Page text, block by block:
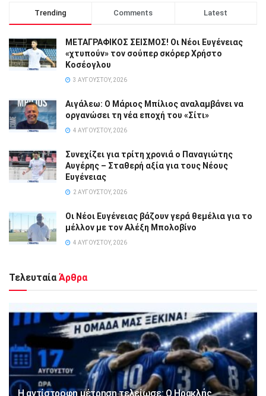
Trending Comments Latest
ΜΕΤΑΓΡΑΦΙΚΟΣ ΣΕΙΣΜΟΣ! Οι Νέοι Ευγένειας
«χτυπούν» τον σούπερ σκόρερ Χρήστο
Κοσέογλου
3 ΑΥΓΟΎΣΤΟΥ, 2026
Αιγάλεω: Ο Μάριος Μπίλιος αναλαμβάνει να
οργανώσει τη νέα εποχή του «Σίτι»
4 ΑΥΓΟΎΣΤΟΥ, 2026
Συνεχίζει για τρίτη χρονιά ο Παναγιώτης
Αυγέρης – Σταθερή αξία για τους Νέους
Ευγένειας
2 ΑΥΓΟΎΣΤΟΥ, 2026
Οι Νέοι Ευγένειας βάζουν γερά θεμέλια για το
μέλλον με τον Αλέξη Μπολοβίνο
4 ΑΥΓΟΎΣΤΟΥ, 2026
Τελευταία Άρθρα
Η αντίστροφη μέτρηση τελείωσε: Ο Ηρακλής